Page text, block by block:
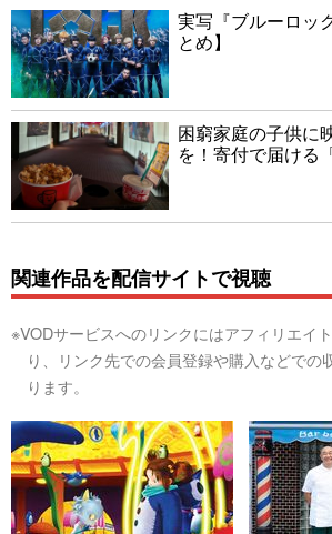
実写『ブルーロッ
とめ】
困窮家庭の子供に
を！寄付で届ける
関連作品を配信サイトで視聴
※VODサービスへのリンクにはアフィリエイ
り、リンク先での会員登録や購入などでの
ります。